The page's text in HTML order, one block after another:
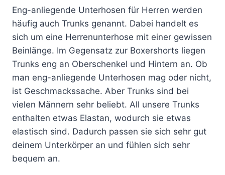
mehrere
Varianten
auf.
Die
Optionen
können
auf
der
Produktseite
gewählt
werden
Eng-anliegende Unterhosen für Herren werden
häufig auch Trunks genannt. Dabei handelt es
sich um eine Herrenunterhose mit einer gewissen
Beinlänge. Im Gegensatz zur Boxershorts liegen
Trunks eng an Oberschenkel und Hintern an. Ob
man eng-anliegende Unterhosen mag oder nicht,
ist Geschmackssache. Aber Trunks sind bei
vielen Männern sehr beliebt. All unsere Trunks
enthalten etwas Elastan, wodurch sie etwas
elastisch sind. Dadurch passen sie sich sehr gut
deinem Unterkörper an und fühlen sich sehr
bequem an.